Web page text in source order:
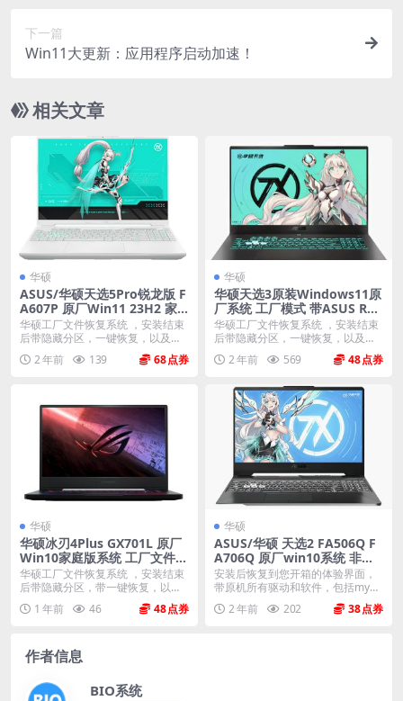
下一篇
Win11大更新：应用程序启动加速！
相关文章
华硕
ASUS/华硕天选5Pro锐龙版 F
A607P 原厂Win11 23H2 家
庭版系统 工厂文件 带ASUS R
ecovery恢复
华硕工厂文件恢复系统 ，安装结束
后带隐藏分区，一键恢复，以及机
器所有驱动软件。 ...
2 年前 139 68
华硕
华硕天选3原装Windows11原
厂系统 工厂模式 带ASUS Rec
overy恢复功能
华硕工厂文件恢复系统 ，安装结束
后带隐藏分区，一键恢复，以及机
器所有驱动软件。 ...
2 年前 569 48
华硕
华硕冰刃4Plus GX701L 原厂
Win10家庭版系统 工厂文件
带ASUS Recovery恢复
华硕工厂文件恢复系统 ，安装结束
后带隐藏分区，带一键恢复，以及
机器所有的驱动和软...
1 年前 46 48
华硕
ASUS/华硕 天选2 FA506Q F
A706Q 原厂win10系统 非工
厂模式
安装后恢复到您开箱的体验界面，
带原机所有驱动和软件，包括myas
us mcafe...
2 年前 202 38
作者信息
BIO系统